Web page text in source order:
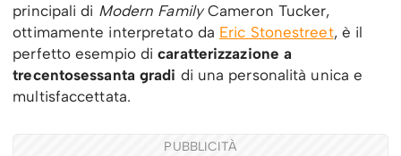
principali di Modern FamilyCameron Tucker,
ottimamente interpretato da Eric Stonestreet, è il
perfetto esempio dicaratterizzazione a
trecentosessanta gradi di una personalità unica e
multisfaccettata.
PUBBLICITÀ